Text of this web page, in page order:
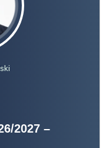
2027 –